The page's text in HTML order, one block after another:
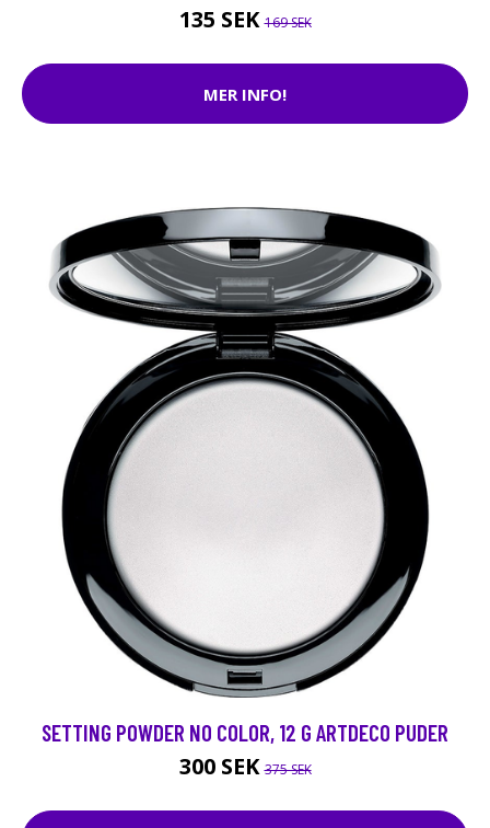
135 SEK169 SEK
MER INFO!
SETTING POWDER NO COLOR, 12 G ARTDECO PUDER
300 SEK375 SEK